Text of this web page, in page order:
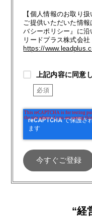
【個人情報のお取り扱
ご提供いただいた情
バシーポリシー』に沿
リードプラス株式会社
https://
上記内容に同意
“経